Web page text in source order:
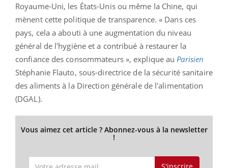
Royaume-Uni, les États-Unis ou même la Chine, qui
mènent cette politique de transparence. « Dans ces
pays, cela a abouti à une augmentation du niveau
général de l'hygiène et a contribué à restaurer la
confiance des consommateurs », explique au Parisien
Stéphanie Flauto, sous-directrice de la sécurité sanitaire
des aliments à la Direction générale de l'alimentation
(DGAL).
Vous aimez cet article ? Abonnez-vous à la newsletter
!